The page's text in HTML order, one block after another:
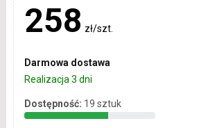
258 zł/szt.
Darmowa dostawa
Realizacja 3 dni
Dostępność: 19 sztuk